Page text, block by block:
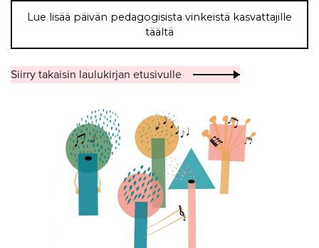
Lue lisää päivän pedagogisista vinkeistä kasvattajille
täältä
Siirry takaisin laulukirjan etusivulle